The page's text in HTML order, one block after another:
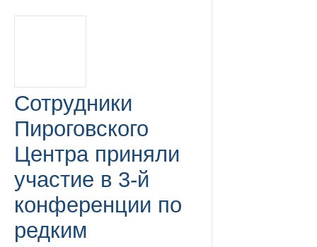
Сотрудники
Пироговского
Центра приняли
участие в 3-й
конференции по
редким